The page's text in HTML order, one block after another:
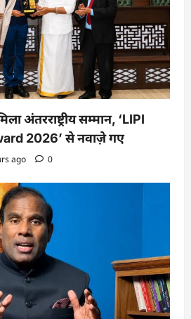
अंतरराष्ट्रीय सम्मान, ‘LIPI
2026’ से नवाज़े गए
ago 0